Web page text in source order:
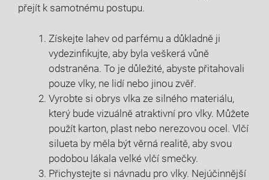
přejít k samotnému postupu.
Získejte lahev od parfému a důkladně ji
vydezinfikujte, aby byla veškerá vůně
odstraněna. To je důležité, abyste přitahovali
pouze vlky, ne lidí nebo jinou zvěř.
Vyrobte si obrys vlka ze silného materiálu,
který bude vizuálně atraktivní pro vlky. Můžete
použít karton, plast nebo nerezovou ocel. Vlčí
silueta by měla být věrná realitě, aby svou
podobou lákala velké vlčí smečky.
Přichystejte si návnadu pro vlky. Nejúčinnější